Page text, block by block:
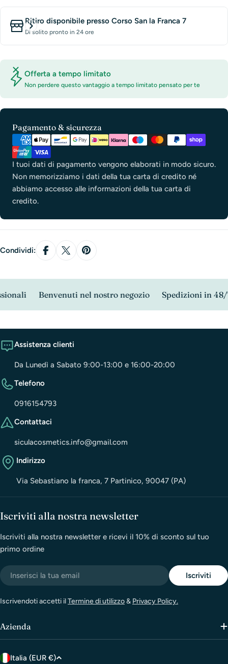
Ritiro disponibile presso Corso San la Franca 7
Di solito pronto in 24 ore
Offerta a tempo limitato
Non perdere questo vantaggio a tempo limitato pensato per te
Pagamento & sicurezza
Metodi
pagamento
I tuoi dati di pagamento vengono elaborati in modo sicuro.
Non memorizziamo i dati della tua carta di credito né
abbiamo accesso alle informazioni della tua carta di
credito.
Condividi:
Benvenuti nel nostro negozio Spedizioni in 48/
Assistenza clienti
Da Lunedì a Sabato 9:00-13:00 e 16:00-20:00
Telefono
0916154793
Contattaci
siculacosmetics.info@gmail.com
Indirizzo
Via Sebastiano la franca, 7 Partinico, 90047 (PA)
Iscriviti alla nostra newsletter
Iscriviti alla nostra newsletter e ricevi il 10% di sconto sul tuo
primo ordine
Email Iscriviti
Iscrivendoti accetti ilTermine di utilizzo& Privacy Policy.
Azienda
P Italia (EUR €)